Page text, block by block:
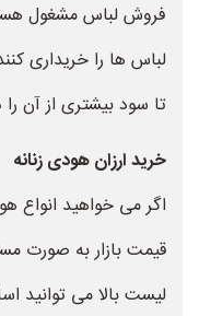
فروش لباس مشغول
لباس ها را خریداری
تا سود بیشتری از آن
خرید ارزان هودی زنانه
اگر می خواهید انواع
قیمت بازار به صورت
لیست بالا می توانید